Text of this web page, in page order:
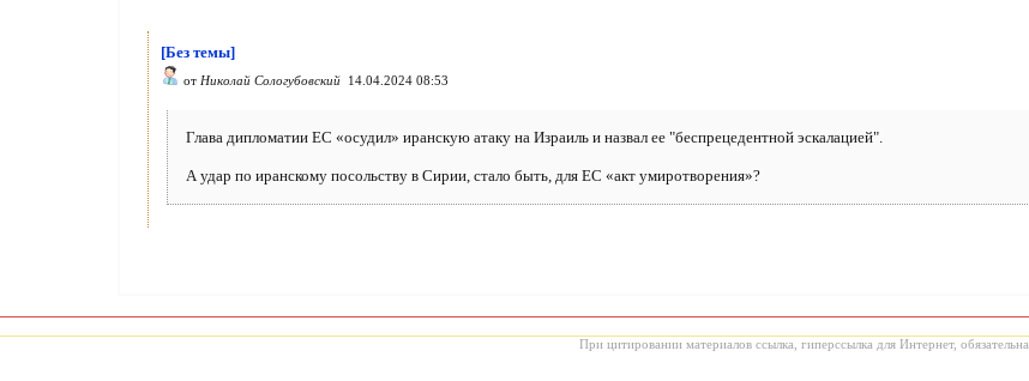
[Без темы]
от Николай Сологубовский 14.04.2024 08:53
Глава дипломатии ЕС «осудил» иранскую атаку на Израиль и назвал ее "беспрецедентной эскалацией".
А удар по иранскому посольству в Сирии, стало быть, для ЕС «акт умиротворения»?
При цитировании материалов ссылка, гиперссылка для Интернет, обязательна.